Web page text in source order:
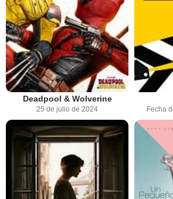
Deadpool & Wolverine
25 de julio de 2024 Fecha